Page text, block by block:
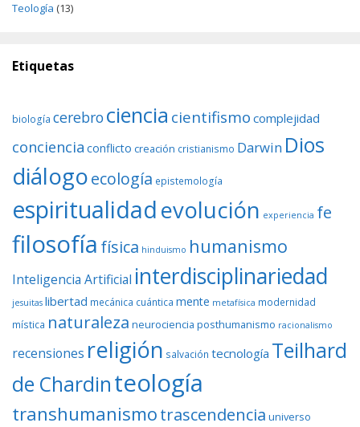
Teología (13)
Etiquetas
biología cerebro ciencia cientifismo complejidad
conciencia conflicto creación cristianismo Darwin Dios
diálogoecología epistemología
espiritualidadevolución experiencia fe
filosofía física hinduismo humanismo
Inteligencia Artificial interdisciplinariedad
jesuitas libertad mecánica cuántica mente metafísica modernidad
mística naturaleza neurociencia posthumanismo racionalismo
recensiones religión salvación tecnología Teilhard
de Chardinteología
transhumanismotrascendencia universo